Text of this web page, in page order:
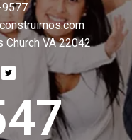
Church VA 22042